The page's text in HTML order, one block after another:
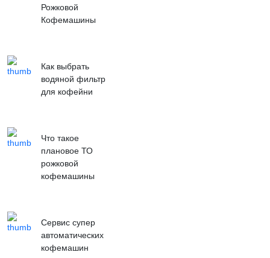
Рожковой
Кофемашины
Как выбрать
водяной фильтр
для кофейни
Что такое
плановое ТО
рожковой
кофемашины
Сервис супер
автоматических
кофемашин